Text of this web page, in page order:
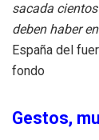
sacada
deben haber
España del
fondo
Gestos,